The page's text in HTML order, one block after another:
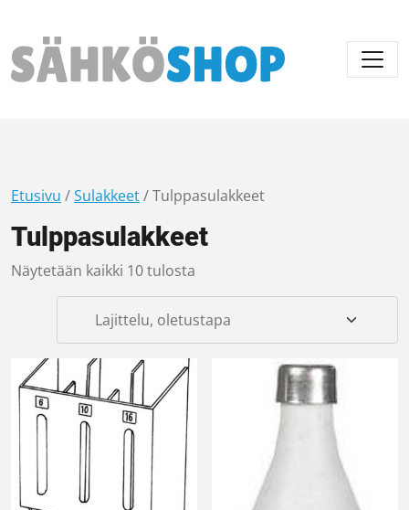
Päävalikko
Etusivu /Sulakkeet/ Tulppasulakkeet
Tulppasulakkeet
Näytetään kaikki 10 tulosta